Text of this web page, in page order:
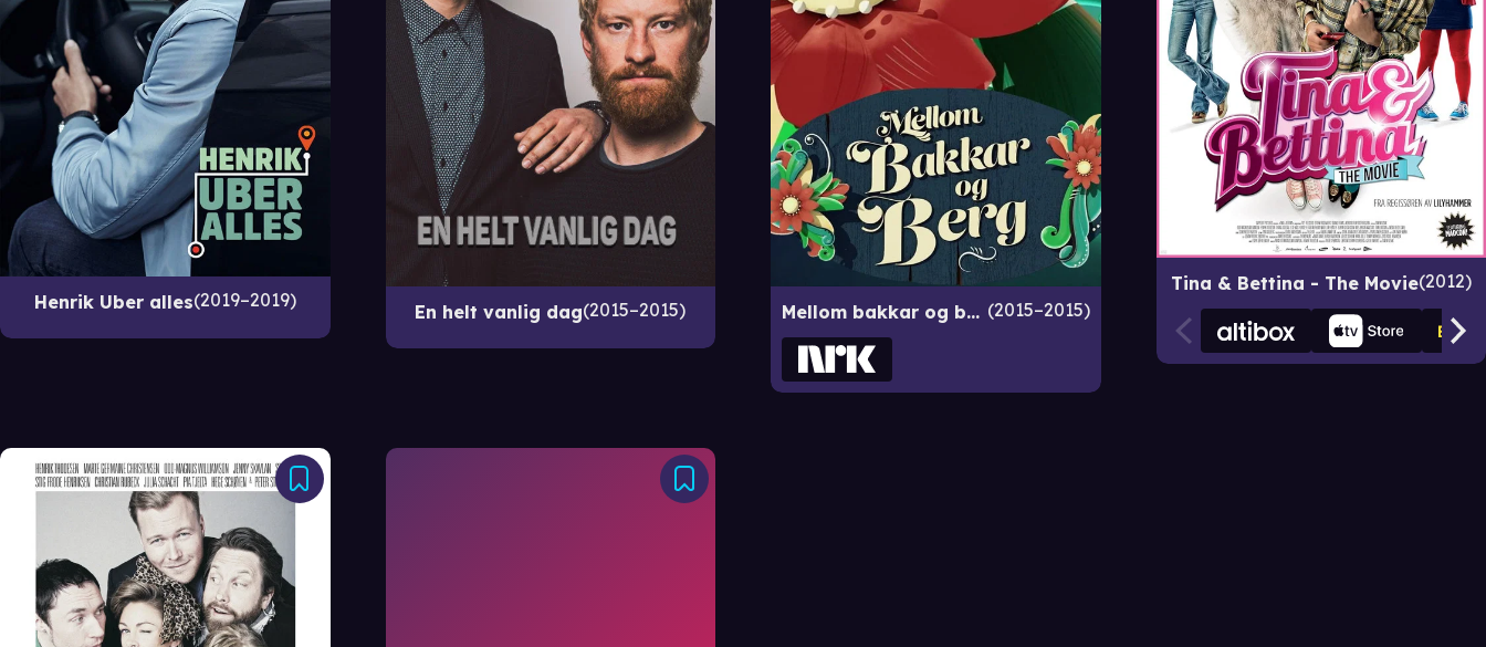
Henrik Uber alles 2019–2019
En helt vanlig dag 2015–2015 Mellom bakkar og berg 2015–2015
Tina & Bettina - The Movie 2012